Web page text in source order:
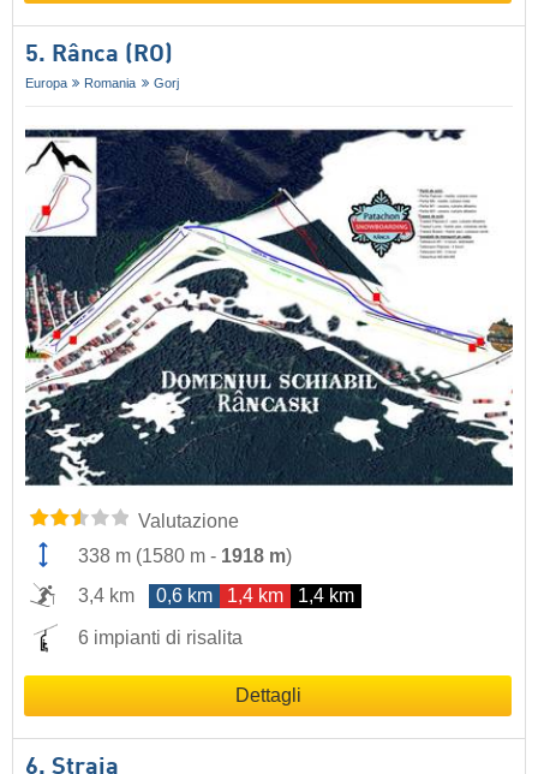
5. Rânca (RO)
Europa Romania Gorj
Valutazione
338 m (1580 m - 1918 m)
3,4 km
0,6 km 1,4 km 1,4 km
6 impianti di risalita
Dettagli
6. Straja